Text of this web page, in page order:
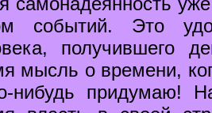
событий. Это
получившего
мысль о времени,
нибудь придумаю!